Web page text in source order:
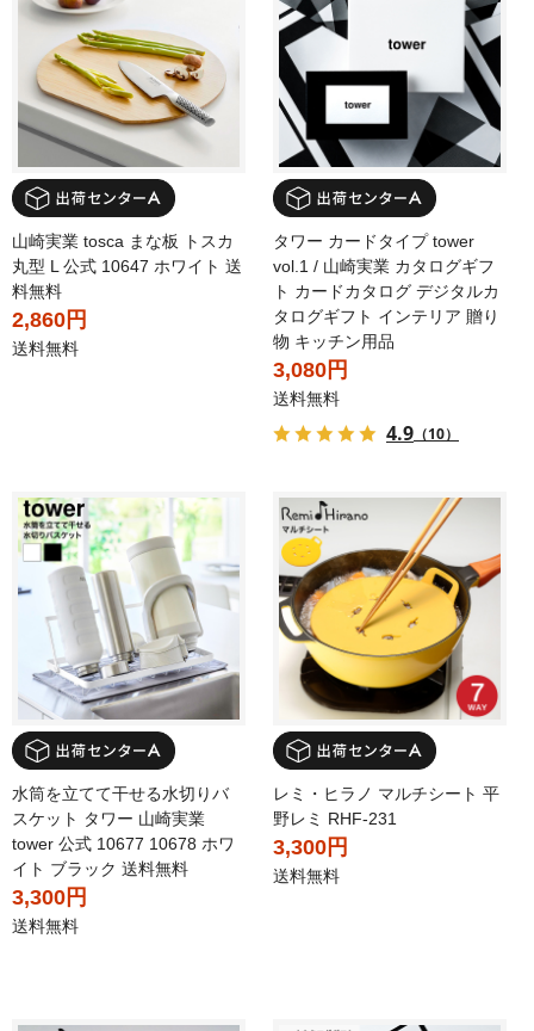
山崎実業 tosca まな板 トスカ
丸型 L 公式 10647 ホワイト 送
料無料
2,860円
送料無料
タワー カードタイプ tower
vol.1 / 山崎実業 カタログギフ
ト カードカタログ デジタルカ
タログギフト インテリア 贈り
物 キッチン用品
3,080円
送料無料
4.9 （10）
水筒を立てて干せる水切りバ
スケット タワー 山崎実業
tower 公式 10677 10678 ホワ
イト ブラック 送料無料
3,300円
送料無料
レミ・ヒラノ マルチシート 平
野レミ RHF-231
3,300円
送料無料